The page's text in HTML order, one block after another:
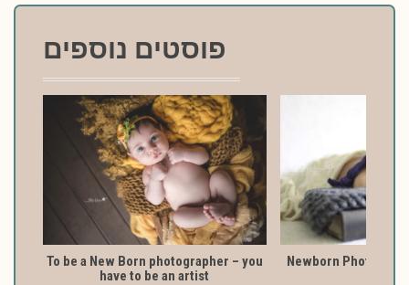
פוסטים נוספים
To be a New Born photographer – you
have to be an artist
Newborn